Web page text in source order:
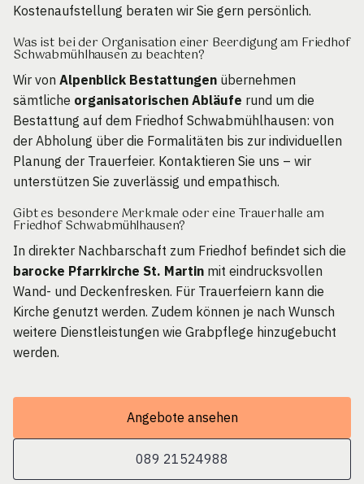
Kostenaufstellung beraten wir Sie gern persönlich.
Was ist bei der Organisation einer Beerdigung am Friedhof
Schwabmühlhausen zu beachten?
Wir von Alpenblick Bestattungen übernehmen
sämtliche organisatorischen Abläufe rund um die
Bestattung auf dem Friedhof Schwabmühlhausen: von
der Abholung über die Formalitäten bis zur individuellen
Planung der Trauerfeier. Kontaktieren Sie uns – wir
unterstützen Sie zuverlässig und empathisch.
Gibt es besondere Merkmale oder eine Trauerhalle am
Friedhof Schwabmühlhausen?
In direkter Nachbarschaft zum Friedhof befindet sich die
barocke Pfarrkirche St. Martin mit eindrucksvollen
Wand- und Deckenfresken. Für Trauerfeiern kann die
Kirche genutzt werden. Zudem können je nach Wunsch
weitere Dienstleistungen wie Grabpflege hinzugebucht
werden.
Angebote ansehen
089 21524988